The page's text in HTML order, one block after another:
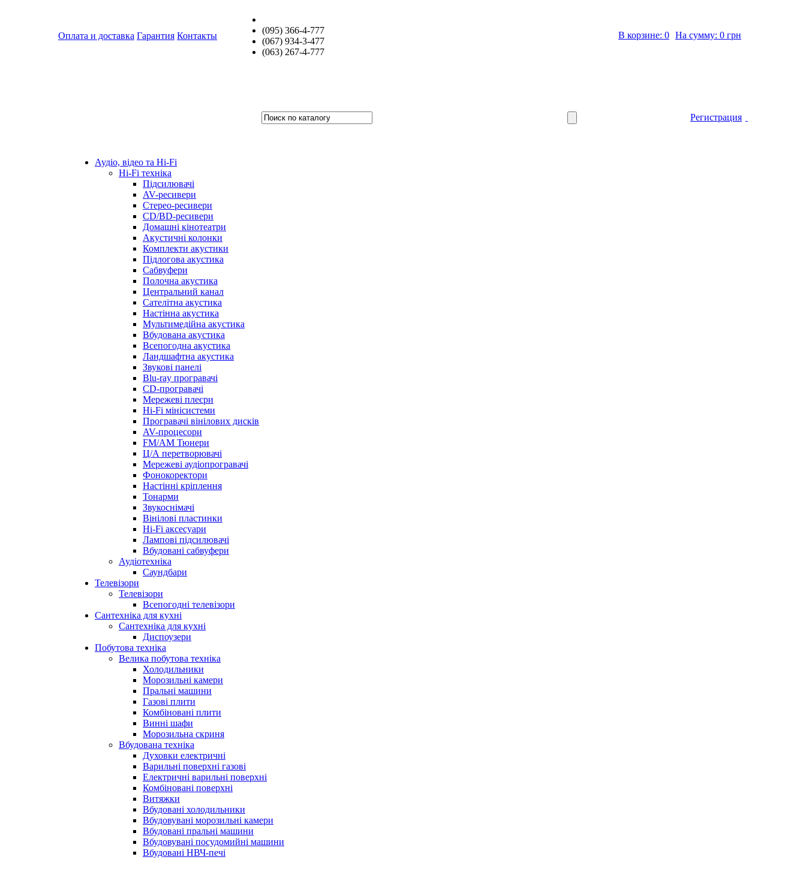
Оплата и доставка Гарантия Контакты
(095) 366-4-777
(067) 934-3-477
(063) 267-4-777
В корзине: 0 На сумму: 0 грн
Регистрация
Аудіо, відео та Hi-Fi
Hi-Fi техніка
Підсилювачі
AV-ресивери
Стерео-ресивери
CD/BD-ресивери
Домашні кінотеатри
Акустичні колонки
Комплекти акустики
Підлогова акустика
Сабвуфери
Полочна акустика
Центральний канал
Сателітна акустика
Настінна акустика
Мультимедійна акустика
Вбудована акустика
Всепогодна акустика
Ландшафтна акустика
Звукові панелі
Blu-ray програвачі
CD-програвачі
Мережеві плеєри
Hi-Fi мінісистеми
Програвачі вінілових дисків
AV-процесори
FM/AM Тюнери
Ц/А перетворювачі
Мережеві аудіопрогравачі
Фонокоректори
Настінні кріплення
Тонарми
Звукоснімачі
Вінілові пластинки
Hi-Fi аксесуари
Лампові підсилювачі
Вбудовані сабвуфери
Аудіотехніка
Саундбари
Телевізори
Телевізори
Всепогодні телевізори
Сантехніка для кухні
Сантехніка для кухні
Диспоузери
Побутова техніка
Велика побутова техніка
Холодильники
Морозильні камери
Пральні машини
Газові плити
Комбіновані плити
Винні шафи
Морозильна скриня
Вбудована техніка
Духовки електричні
Варильні поверхні газові
Електричні варильні поверхні
Комбіновані поверхні
Витяжки
Вбудовані холодильники
Вбудовувані морозильні камери
Вбудовані пральні машини
Вбудовувані посудомийні машини
Вбудовані НВЧ-печі